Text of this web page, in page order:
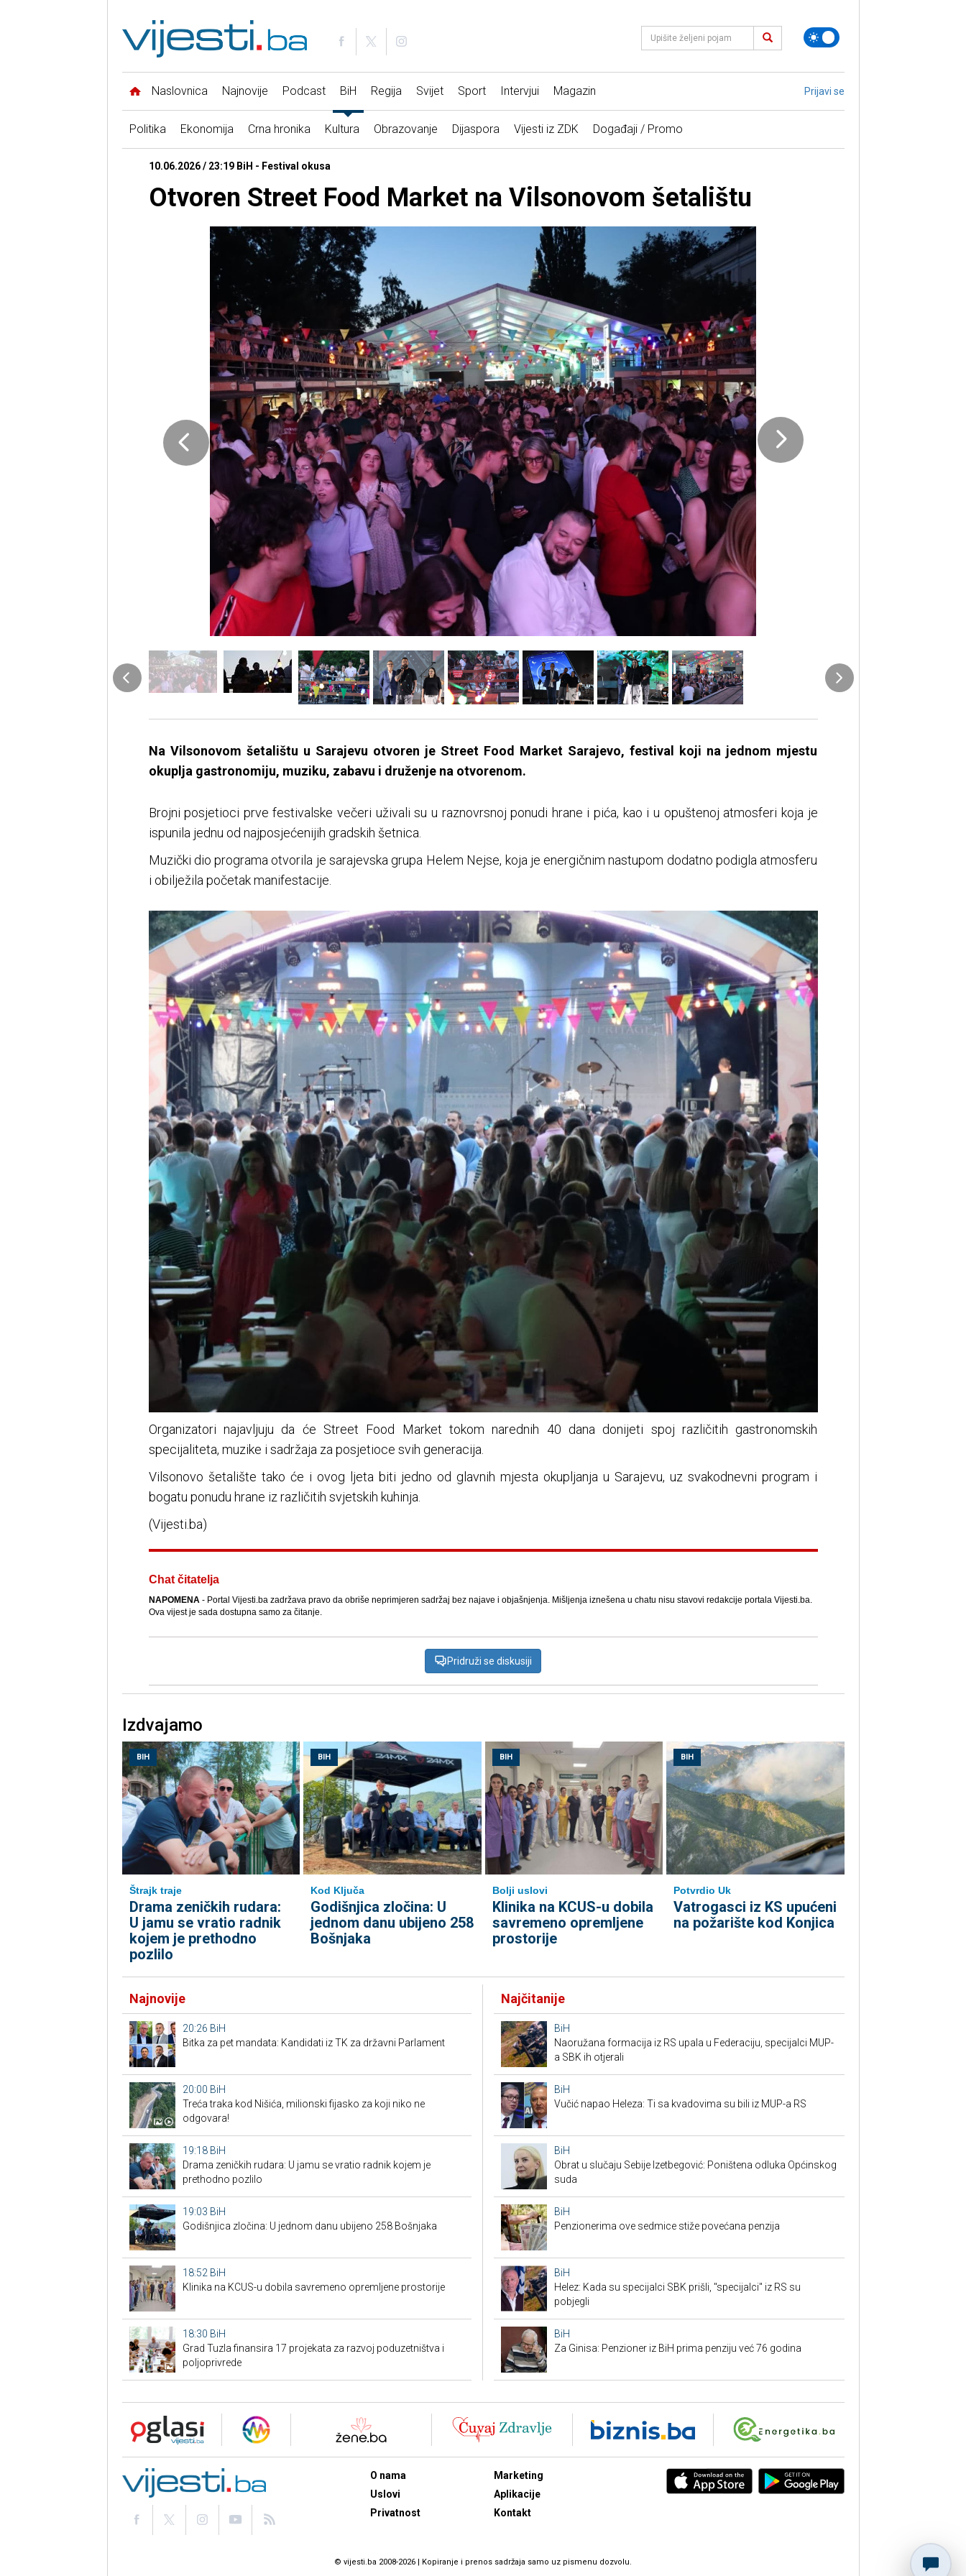
Naslovnica Najnovije Podcast BiH Regija Svijet Sport Intervjui Magazin Prijavi se
Politika Ekonomija Crna hronika Kultura Obrazovanje Dijaspora Vijesti iz ZDK Događaji / Promo
10.06.2026 / 23:19 BiH - Festival okusa
Otvoren Street Food Market na Vilsonovom šetalištu
Na Vilsonovom šetalištu u Sarajevu otvoren je Street Food Market Sarajevo, festival koji na jednom mjestu
okuplja gastronomiju, muziku, zabavu i druženje na otvorenom.
Brojni posjetioci prve festivalske večeri uživali su u raznovrsnoj ponudi hrane i pića, kao i u opuštenoj atmosferi koja je
ispunila jednu od najposjećenijih gradskih šetnica.
Muzički dio programa otvorila je sarajevska grupa Helem Nejse, koja je energičnim nastupom dodatno podigla atmosferu
i obilježila početak manifestacije.
Organizatori najavljuju da će Street Food Market tokom narednih 40 dana donijeti spoj različitih gastronomskih
specijaliteta, muzike i sadržaja za posjetioce svih generacija.
Vilsonovo šetalište tako će i ovog ljeta biti jedno od glavnih mjesta okupljanja u Sarajevu, uz svakodnevni program i
bogatu ponudu hrane iz različitih svjetskih kuhinja.
(Vijesti.ba)
Chat čitatelja
NAPOMENA - Portal Vijesti.ba zadržava pravo da obriše neprimjeren sadržaj bez najave i objašnjenja. Mišljenja iznešena u chatu nisu stavovi redakcije portala Vijesti.ba.
Ova vijest je sada dostupna samo za čitanje.
Pridruži se diskusiji
Izdvajamo
BIH
Štrajk traje
Drama zeničkih rudara:
U jamu se vratio radnik
kojem je prethodno
pozlilo
BIH
Kod Ključa
Godišnjica zločina: U
jednom danu ubijeno 258
Bošnjaka
BIH
Bolji uslovi
Klinika na KCUS-u dobila
savremeno opremljene
prostorije
BIH
Potvrdio Uk
Vatrogasci iz KS upućeni
na požarište kod Konjica
Najnovije
20:26 BiH
Bitka za pet mandata: Kandidati iz TK za državni Parlament
20:00 BiH
Treća traka kod Nišića, milionski fijasko za koji niko ne
odgovara!
19:18 BiH
Drama zeničkih rudara: U jamu se vratio radnik kojem je
prethodno pozlilo
19:03 BiH
Godišnjica zločina: U jednom danu ubijeno 258 Bošnjaka
18:52 BiH
Klinika na KCUS-u dobila savremeno opremljene prostorije
18:30 BiH
Grad Tuzla finansira 17 projekata za razvoj poduzetništva i
poljoprivrede
Najčitanije
BiH
Naoružana formacija iz RS upala u Federaciju, specijalci MUP-
a SBK ih otjerali
BiH
Vučić napao Heleza: Ti sa kvadovima su bili iz MUP-a RS
BiH
Obrat u slučaju Sebije Izetbegović: Poništena odluka Općinskog
suda
BiH
Penzionerima ove sedmice stiže povećana penzija
BiH
Helez: Kada su specijalci SBK prišli, "specijalci" iz RS su
pobjegli
BiH
Za Ginisa: Penzioner iz BiH prima penziju već 76 godina
O nama
Uslovi
Privatnost
Marketing
Aplikacije
Kontakt
© vijesti.ba 2008-2026 | Kopiranje i prenos sadržaja samo uz pismenu dozvolu.